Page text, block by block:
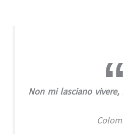
Non mi lasciano